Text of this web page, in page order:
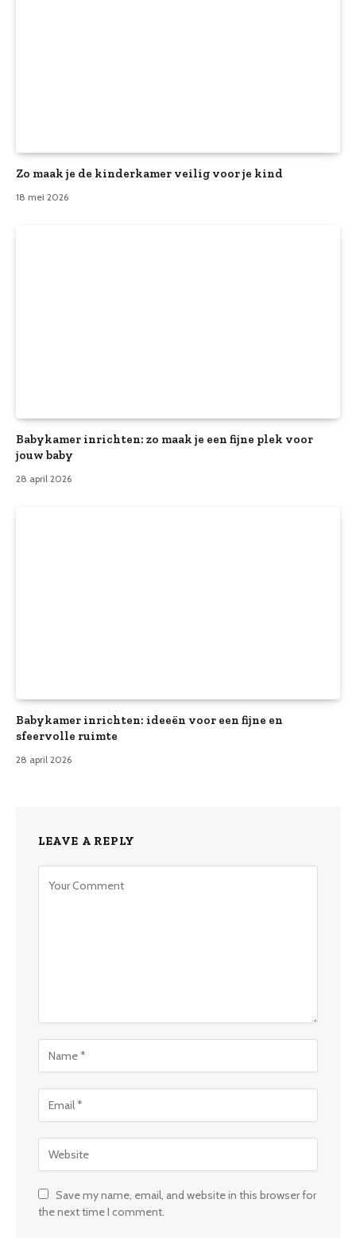
Zo maak je de kinderkamer veilig voor je kind
18 mei 2026
Babykamer inrichten: zo maak je een fijne plek voor
jouw baby
28 april 2026
Babykamer inrichten: ideeën voor een fijne en
sfeervolle ruimte
28 april 2026
LEAVE A REPLY
Save my name, email, and website in this browser for
the next time I comment.